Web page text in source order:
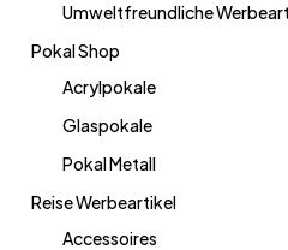
Umweltfreundliche
Pokal Shop
Acrylpokale
Glaspokale
Pokal Metall
Reise Werbeartikel
Accessoires